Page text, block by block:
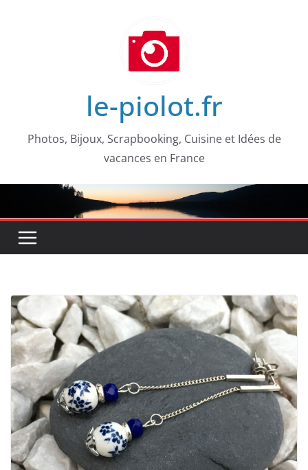
le-piolot.fr
Photos, Bijoux, Scrapbooking, Cuisine et Idées de
vacances en France